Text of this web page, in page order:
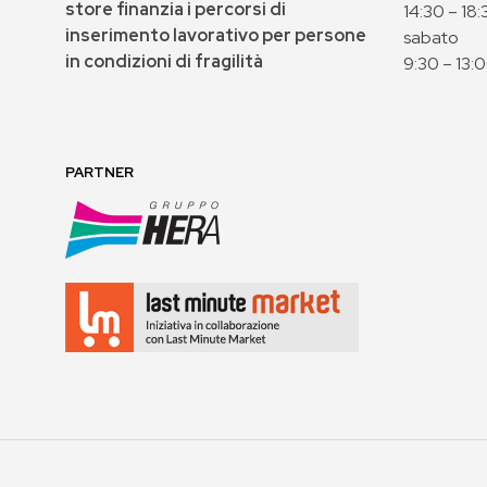
store finanzia i percorsi di
inserimento lavorativo per persone
in condizioni di fragilità
14:30 –
sabato
9:30 –
PARTNER